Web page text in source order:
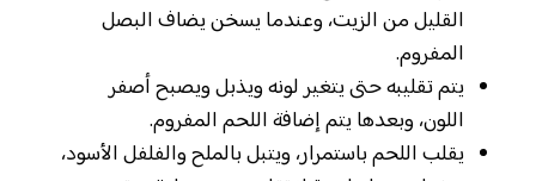
القليل من الزيت، وعندما يسخن يضاف البصل
المفروم.
يتم تقليبه حتى يتغير لونه ويذبل ويصبح أصفر
اللون، وبعدها يتم إضافة اللحم المفروم.
يقلب اللحم باستمرار، ويتبل بالملح والفلفل الأسود،